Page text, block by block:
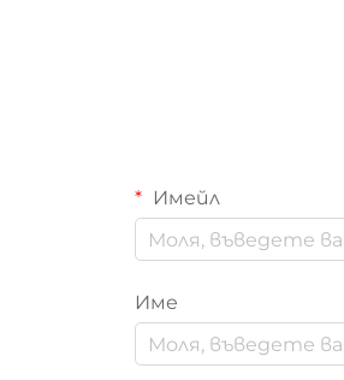
Имейл
Име